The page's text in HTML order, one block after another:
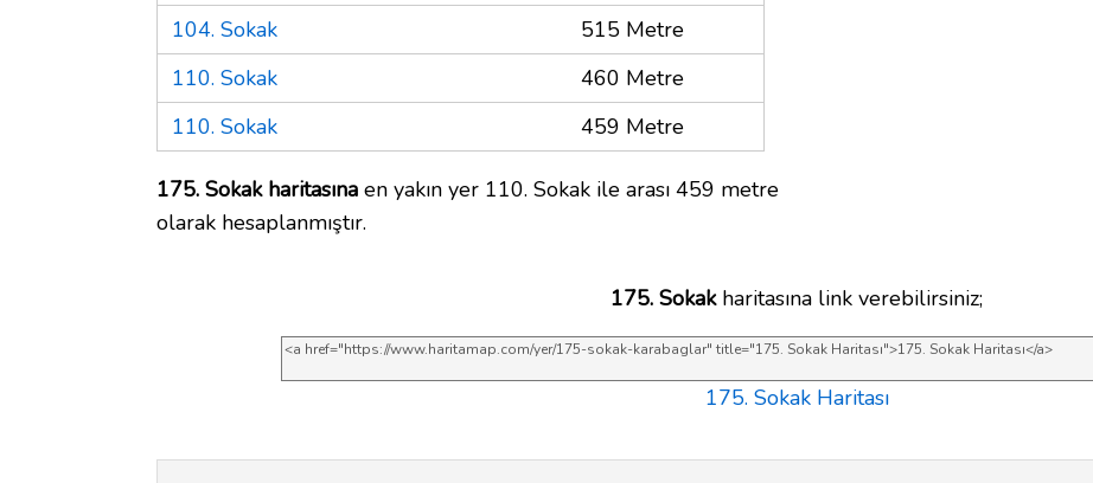
104. Sokak
515 Metre
110. Sokak
460 Metre
110. Sokak
459 Metre
175. Sokak haritasına en yakın yer 110. Sokak ile arası 459 metre
olarak hesaplanmıştır.
175. Sokakharitasına link verebilirsiniz;
175. Sokak Haritası